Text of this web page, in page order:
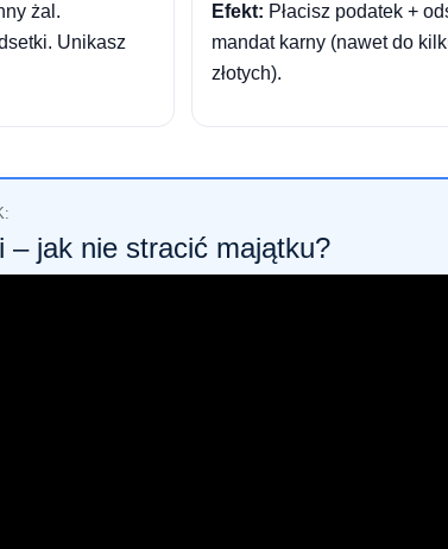
żal.
Unikasz
Efekt: Płacisz podatek +
mandat karny (nawet do
złotych).
– jak nie stracić majątku?